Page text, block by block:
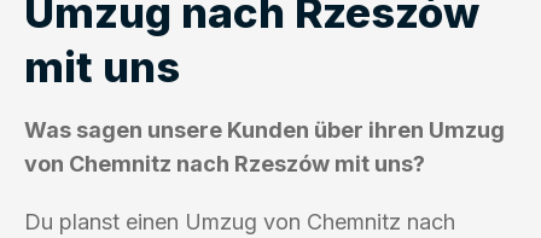
Umzug nach Rzeszów
mit uns
Was sagen unsere Kunden über ihren Umzug
von Chemnitz nach Rzeszów mit uns?
Du planst einen Umzug von Chemnitz nach